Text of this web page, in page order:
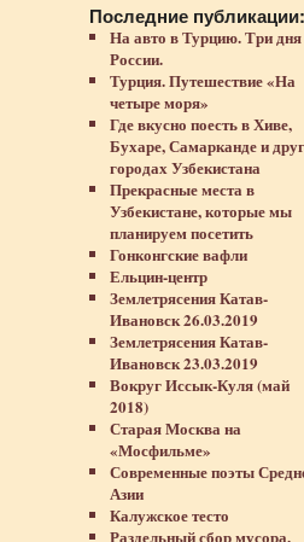
Последние публикации:
На авто в Турцию. Три дня
России.
Турция. Путешествие «На
четыре моря»
Где вкусно поесть в Хиве,
Бухаре, Самарканде и
городах Узбекистана
Прекрасные места в
Узбекистане, которые мы
планируем посетить
Гонконгские вафли
Ельцин-центр
Землетрясения Катав-
Ивановск 26.03.2019
Землетрясения Катав-
Ивановск 23.03.2019
Вокруг Иссык-Куля (май
2018)
Старая Москва на
«Мосфильме»
Современные поэты
Азии
Калужское тесто
Раздельный сбор мусора.